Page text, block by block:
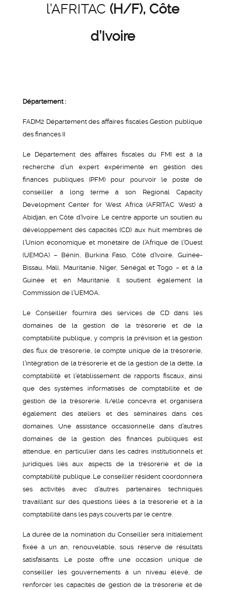
l’AFRITAC (H/F), Côte
d’Ivoire
Département :
FADM2 Département des affaires fiscales Gestion publique
des finances II
Le Département des affaires fiscales du FMI est à la
recherche d’un expert expérimenté en gestion des
finances publiques (PFM) pour pourvoir le poste de
conseiller à long terme à son Regional Capacity
Development Center for West Africa (AFRITAC West) à
Abidjan, en Côte d’Ivoire. Le centre apporte un soutien au
développement des capacités (CD) aux huit membres de
l’Union économique et monétaire de l’Afrique de l’Ouest
(UEMOA) – Bénin, Burkina Faso, Côte d’Ivoire, Guinée-
Bissau, Mali, Mauritanie, Niger, Sénégal et Togo – et à la
Guinée et en Mauritanie. Il soutient également la
Commission de l’UEMOA.
Le Conseiller fournira des services de CD dans les
domaines de la gestion de la trésorerie et de la
comptabilité publique, y compris la prévision et la gestion
des flux de trésorerie, le compte unique de la trésorerie,
l’intégration de la trésorerie et de la gestion de la dette, la
comptabilité et l’établissement de rapports fiscaux, ainsi
que des systèmes informatisés de comptabilité et de
gestion de la trésorerie. Il/elle concevra et organisera
également des ateliers et des séminaires dans ces
domaines. Une assistance occasionnelle dans d’autres
domaines de la gestion des finances publiques est
attendue, en particulier dans les cadres institutionnels et
juridiques liés aux aspects de la trésorerie et de la
comptabilité publique. Le conseiller résident coordonnera
ses activités avec d’autres partenaires techniques
travaillant sur des questions liées à la trésorerie et à la
comptabilité dans les pays couverts par le centre.
La durée de la nomination du Conseiller sera initialement
fixée à un an, renouvelable, sous réserve de résultats
satisfaisants. Le poste offre une occasion unique de
conseiller les gouvernements à un niveau élevé, de
renforcer les capacités de gestion de la trésorerie et de